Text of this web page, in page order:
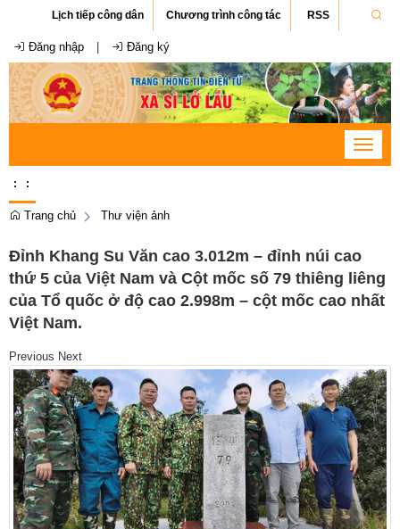
Lịch tiếp công dân Chương trình công tác RSS
Đăng nhập Đăng ký
Toggle
: :
Trang chủ Thư viện ảnh
Đỉnh Khang Su Văn cao 3.012m – đỉnh núi cao
thứ 5 của Việt Nam và Cột mốc số 79 thiêng liêng
của Tổ quốc ở độ cao 2.998m – cột mốc cao nhất
Việt Nam.
Previous Next